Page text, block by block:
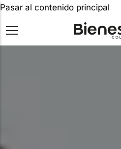
Pasar al contenido principal